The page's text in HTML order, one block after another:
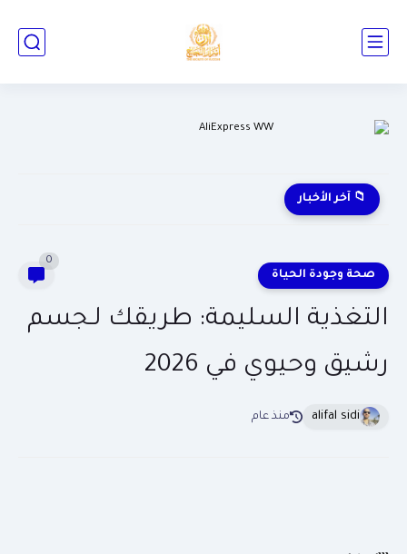
📁 آخر الأخبار
صحة وجودة الحياة
0
التغذية السليمة: طريقك لـجسم
رشيق وحيوي في 2026
alifal sidi منذ عام